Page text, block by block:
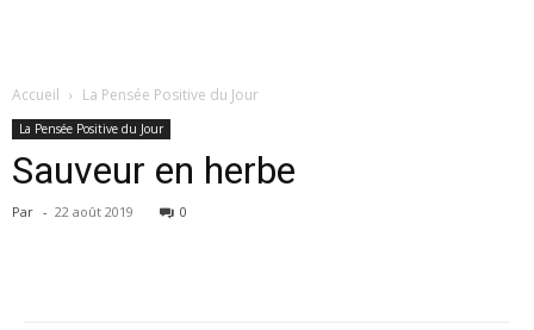
Accueil La Pensée Positive du Jour
La Pensée Positive du Jour
Sauveur en herbe
Par - 22 août 2019 0